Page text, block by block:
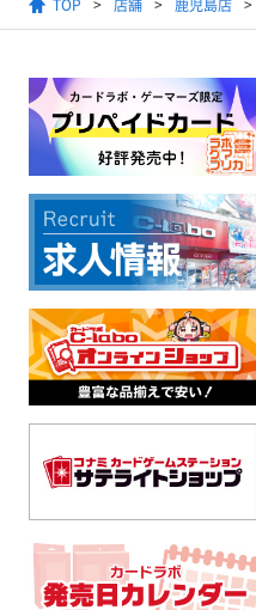
TOP 店舗 鹿児島店